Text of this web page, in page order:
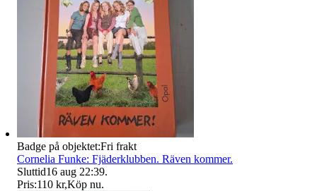
Badge på objektet:Fri frakt
Cornelia Funke: Fjäderklubben. Räven kommer.
Sluttid16 aug 22:39.
Pris:110 kr,Köp nu.